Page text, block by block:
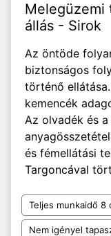
Melegüzemi
állás - Sirok
Az öntöde
biztonságos
történő
kemencék
Az olvadék és
és fémellátási
Targoncával
Teljes munkaidő 8
Nem igényel